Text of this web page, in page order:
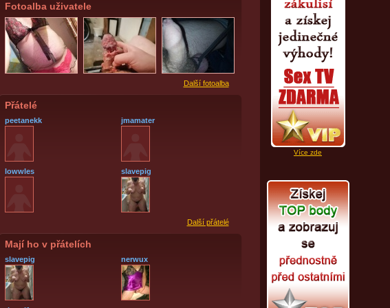
Více zde
Fotoalba uživatele
Další fotoalba
Přátelé
peetanekk jmamater
lowwles slavepig
Další přátelé
Mají ho v přátelích
slavepig nerwux